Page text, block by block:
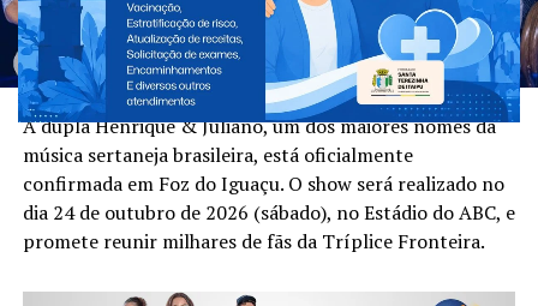
A dupla Henrique & Juliano, um dos maiores nomes da
música sertaneja brasileira, está oficialmente
confirmada em Foz do Iguaçu. O show será realizado no
dia 24 de outubro de 2026 (sábado), no Estádio do ABC, e
promete reunir milhares de fãs da Tríplice Fronteira.